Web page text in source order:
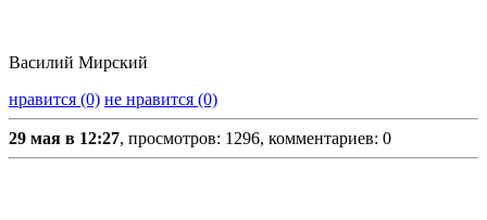
Василий Мирский
нравится (0) не нравится (0)
29 мая в 12:27, просмотров: 1296, комментариев: 0